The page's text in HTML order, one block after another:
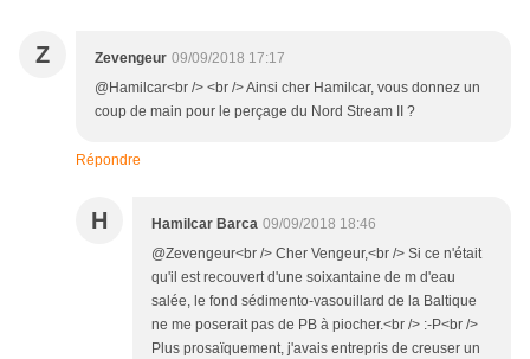
Z Zevengeur 09/09/2018 17:17
@Hamilcar<br /> <br /> Ainsi cher Hamilcar, vous donnez un
coup de main pour le perçage du Nord Stream II ?
Répondre
H Hamilcar Barca 09/09/2018 18:46
@Zevengeur<br /> Cher Vengeur,<br /> Si ce n'était
qu'il est recouvert d'une soixantaine de m d'eau
salée, le fond sédimento-vasouillard de la Baltique
ne me poserait pas de PB à piocher.<br /> :-P<br />
Plus prosaïquement, j'avais entrepris de creuser un